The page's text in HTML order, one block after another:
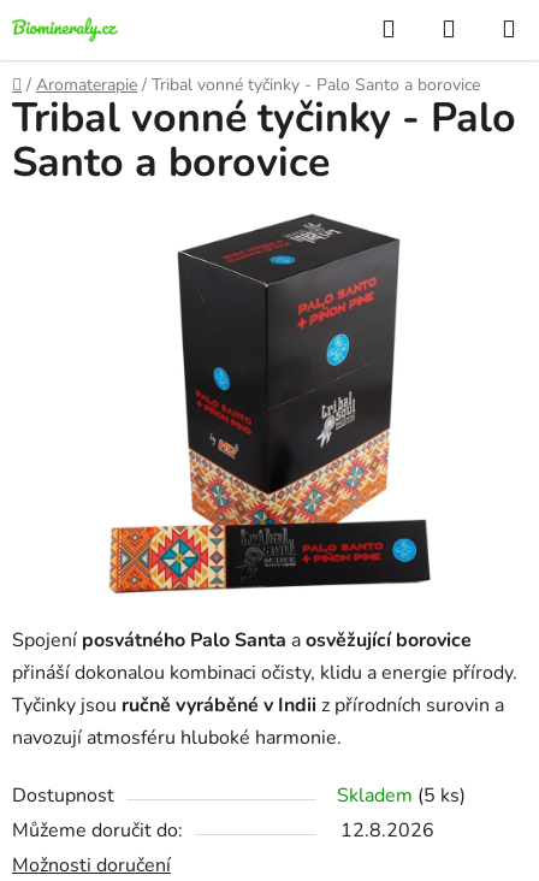
Přejít
na
obsah
Hledat
KOŠÍK
Domů
/ Aromaterapie / Tribal vonné tyčinky - Palo Santo a borovice
Spojení posvátného Palo Santa aosvěžující borovice
přináší dokonalou kombinaci očisty, klidu a energie přírody.
Tyčinky jsou ručně vyráběné v Indiiz přírodních surovin a
navozují atmosféru hluboké harmonie.
Dostupnost Skladem (5 ks)
Můžeme doručit do:
12.8.2026
Možnosti doručení
Tribal vonné tyčinky - Palo
Santo a borovice